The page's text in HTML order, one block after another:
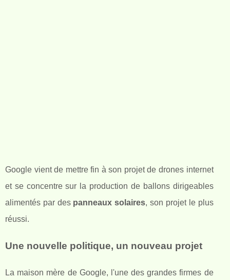
Google vient de mettre fin à son projet de drones internet
et se concentre sur la production de ballons dirigeables
alimentés par des panneaux solaires, son projet le plus
réussi.
Une nouvelle politique, un nouveau projet
La maison mère de Google, l'une des grandes firmes de